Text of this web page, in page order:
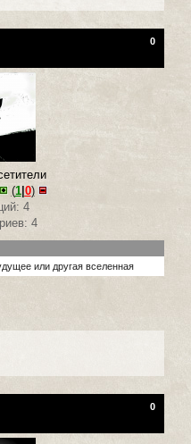
0
(1| 0)
4
4
или другая вселенная
0